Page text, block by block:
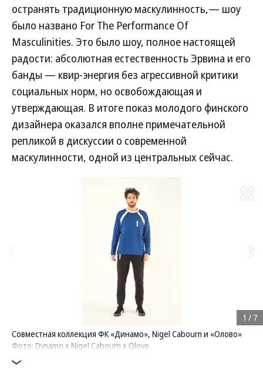
остранять традиционную маскулинность,— шоу
было названо For The Performance Of
Masculinities. Это было шоу, полное настоящей
радости: абсолютная естественность Эрвина и его
банды — квир-энергия без агрессивной критики
социальных норм, но освобождающая и
утверждающая. В итоге показ молодого финского
дизайнера оказался вполне примечательной
репликой в дискуссии о современной
маскулинности, одной из центральных сейчас.
Совместная коллекция ФК «Динамо», Nigel Cabourn и «Олово»
Фото: Dynamo x Nigel Cabourn x Olovo
1 / 7